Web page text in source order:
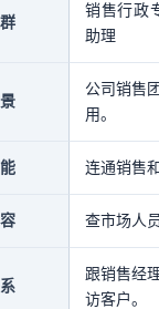
销售行政
助理
公司销售
用。
连通销售
查市场人
跟销售经
访客户。